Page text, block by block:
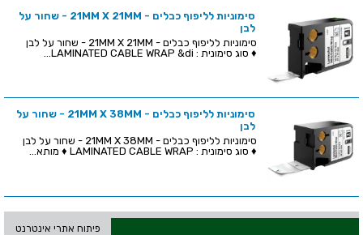
סימוניות לליפוף כבלים - 21MM X 21MM - שחור על
לבן
סימוניות לליפוף כבלים - 21MM X 21MM - שחור על לבן
♦ סוג סימונית : LAMINATED CABLE WRAP &di...
סימוניות לליפוף כבלים - 21MM X 38MM - שחור על
לבן
סימוניות לליפוף כבלים - 21MM X 38MM - שחור על לבן
♦ סוג סימונית : LAMINATED CABLE WRAP ♦ מותא...
פיתוח אתרי אינטרנט